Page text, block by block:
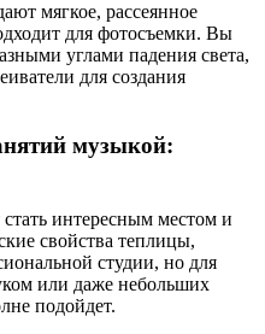
мягкое, рассеянное
для фотосъемки. Вы
углами падения света,
для создания
музыкой:
интересным местом и
свойства теплицы,
студии, но для
или даже небольших
подойдет.